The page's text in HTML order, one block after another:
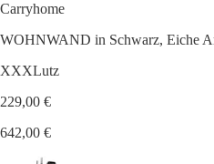
Carryhome
WOHNWAND in Schwarz, Eiche
XXXLutz
229,00 €
642,00 €